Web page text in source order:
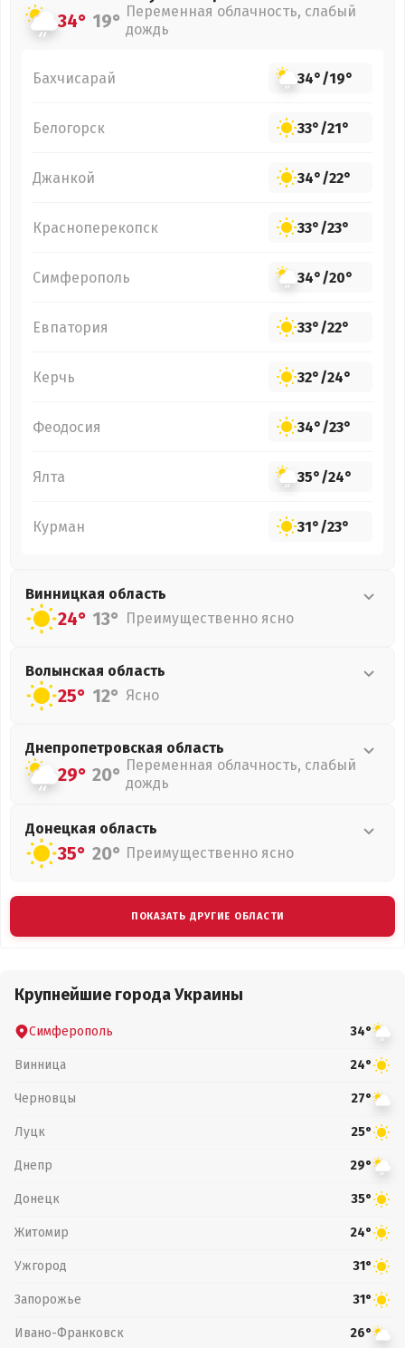
34° 19° Переменная облачность, слабый
дождь
Бахчисарай 34°/19°
Белогорск 33°/21°
Джанкой 34°/22°
Красноперекопск 33°/23°
Симферополь 34°/20°
Евпатория 33°/22°
Керчь 32°/24°
Феодосия 34°/23°
Ялта 35°/24°
Курман 31°/23°
Винницкая область
24° 13° Преимущественно ясно
Волынская область
25° 12° Ясно
Днепропетровская область
29° 20° Переменная облачность, слабый
дождь
Донецкая область
35° 20° Преимущественно ясно
ПОКАЗАТЬ ДРУГИЕ ОБЛАСТИ
Крупнейшие города Украины
Симферополь 34°
Винница 24°
Черновцы 27°
Луцк 25°
Днепр 29°
Донецк 35°
Житомир 24°
Ужгород 31°
Запорожье 31°
Ивано-Франковск 26°